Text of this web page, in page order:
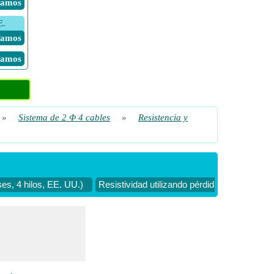
» Sistema de 2 Φ 4 cables »
Resistencia y
4 hilos, EE. UU.) Resistividad utilizando pérdidas de línea (2